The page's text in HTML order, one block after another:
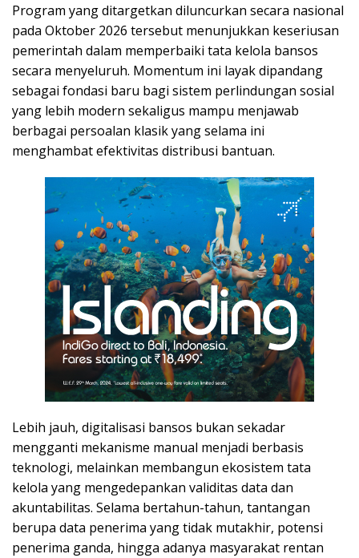
Program yang ditargetkan diluncurkan secara nasional
pada Oktober 2026 tersebut menunjukkan keseriusan
pemerintah dalam memperbaiki tata kelola bansos
secara menyeluruh. Momentum ini layak dipandang
sebagai fondasi baru bagi sistem perlindungan sosial
yang lebih modern sekaligus mampu menjawab
berbagai persoalan klasik yang selama ini
menghambat efektivitas distribusi bantuan.
Lebih jauh, digitalisasi bansos bukan sekadar
mengganti mekanisme manual menjadi berbasis
teknologi, melainkan membangun ekosistem tata
kelola yang mengedepankan validitas data dan
akuntabilitas. Selama bertahun-tahun, tantangan
berupa data penerima yang tidak mutakhir, potensi
penerima ganda, hingga adanya masyarakat rentan